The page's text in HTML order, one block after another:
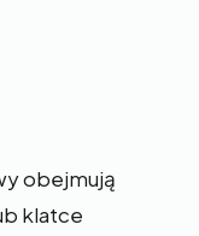
obejmują
klatce